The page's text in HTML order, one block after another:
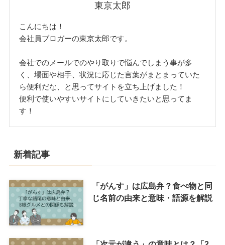
東京太郎
こんにちは！
会社員ブロガーの東京太郎です。
会社でのメールでのやり取りで悩んでしまう事が多
く、場面や相手、状況に応じた言葉がまとまっていた
ら便利だな、と思ってサイトを立ち上げました！
便利で使いやすいサイトにしていきたいと思ってま
す！
新着記事
「がんす」は広島弁？食べ物と同
じ名前の由来と意味・語源を解説